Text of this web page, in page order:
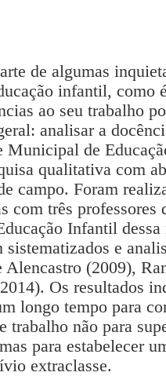
de algumas
infantil, como
ao seu trabalho
analisar a
Municipal de
qualitativa com
campo. Foram
com três
Infantil
sistematizados e
Alencastro (2009),
Os resultados
longo tempo para
trabalho não para
para estabelecer
extraclasse.